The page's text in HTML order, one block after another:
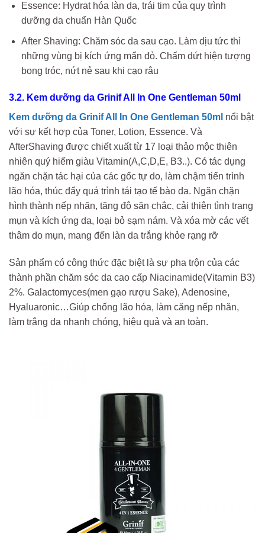
Essence: Hydrat hóa làn da, trái tim của quy trình
dưỡng da chuẩn Hàn Quốc
After Shaving: Chăm sóc da sau cạo. Làm dịu tức thì
những vùng bị kích ứng mẩn đỏ. Chấm dứt hiện tượng
bong tróc, nứt nẻ sau khi cạo râu
3.2. Kem dưỡng da Grinif All In One Gentleman 50ml
Kem dưỡng da Grinif All In One Gentleman 50ml nổi bật
với sự kết hợp của Toner, Lotion, Essence. Và
AfterShaving được chiết xuất từ 17 loại thảo mộc thiên
nhiên quý hiếm giàu Vitamin(A,C,D,E, B3..). Có tác dụng
ngăn chặn tác hại của các gốc tự do, làm chậm tiến trình
lão hóa, thúc đẩy quá trình tái tạo tế bào da. Ngăn chặn
hình thành nếp nhăn, tăng độ săn chắc, cải thiện tình trạng
mụn và kích ứng da, loại bỏ sạm nám. Và xóa mờ các vết
thâm do mụn, mang đến làn da trắng khỏe rạng rỡ
Sản phẩm có công thức đặc biệt là sự pha trộn của các
thành phần chăm sóc da cao cấp Niacinamide(Vitamin B3)
2%. Galactomyces(men gạo rượu Sake), Adenosine,
Hyaluaronic…Giúp chống lão hóa, làm căng nếp nhăn,
làm trắng da nhanh chóng, hiệu quả và an toàn.